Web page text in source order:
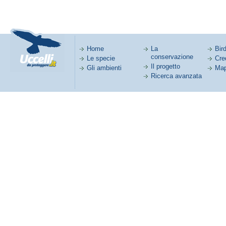
Home
Le specie
Gli ambienti
La
conservazione
Il progetto
Ricerca avanzata